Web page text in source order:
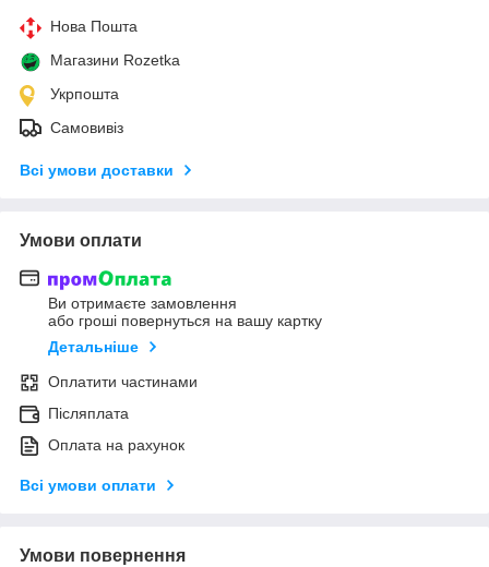
Нова Пошта
Магазини Rozetka
Укрпошта
Самовивіз
Всі умови доставки
Умови оплати
Ви отримаєте замовлення
або гроші повернуться на вашу картку
Детальніше
Оплатити частинами
Післяплата
Оплата на рахунок
Всі умови оплати
Умови повернення